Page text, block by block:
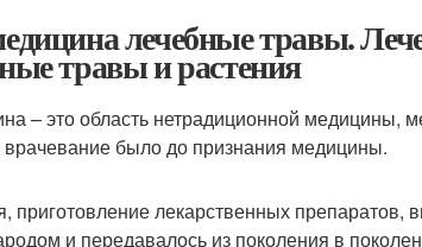
лечебные травы.
травы и растения
– это область нетрадиционной медицины,
было до признания медицины.
приготовление лекарственных препаратов,
и передавалось из поколения в